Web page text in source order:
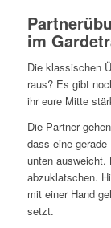
im
Die klassischen
raus? Es gibt
ihr eure Mitte
Die Partner
dass eine
unten ausweicht.
abzuklatschen.
mit einer Hand
setzt.